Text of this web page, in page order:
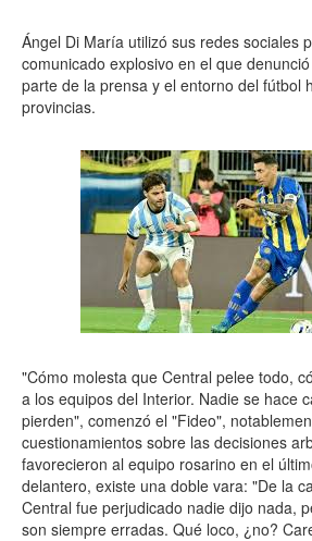
Ángel Di María utilizó sus redes sociales
comunicado explosivo en el que
parte de la prensa y el entorno del fútbol
provincias.
"Cómo molesta que Central pelee todo,
a los equipos del Interior. Nadie se hace
pierden", comenzó el "Fideo",
cuestionamientos sobre las decisiones
favorecieron al equipo rosarino en el
delantero, existe una doble vara: "De la
Central fue perjudicado nadie dijo nada,
son siempre erradas. Qué loco, ¿no?